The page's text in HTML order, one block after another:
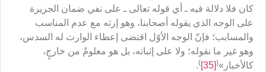
كان فلا دلالة فيه ـ أي قوله تعالى ـ على نفي ضمان الجريرة
على الوجه الذي يقوله أصحابنا، وهو إرثه مع عدم المناسب
والمسابب؛ فإنّ الوجه الأوّل اقتضى إعطاء الوارث له السدس،
وهو غير ما نقوله؛ ولا على إثباته، بل هو معلومٌ من خارجٍ،
كالأخبار»(
[35]
)
.